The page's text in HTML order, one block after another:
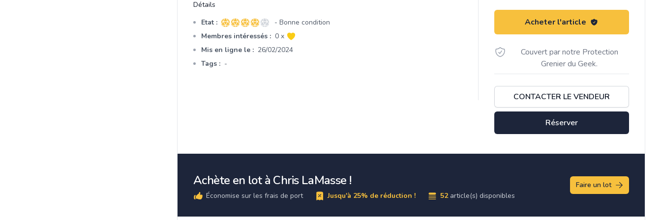
Acheter l'article
Couvert par notre Protection
Grenier du Geek.
CONTACTER LE VENDEUR
Réserver
Détails
Etat : 4 sur 5 étoiles
- Bonne condition
Membres intéressés : 0 x
Mis en ligne le : 26/02/2024
Tags : -
Achète en lot à Chris LaMasse !
Économise sur les frais de port Jusqu'à 25% de réduction ! 52 article(s) disponibles
Faire un lot